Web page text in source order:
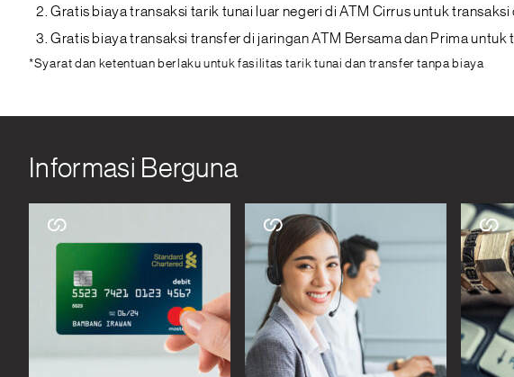
Gratis biaya transaksi tarik tunai luar negeri di ATM Cirrus untuk
Gratis biaya transaksi transfer di jaringan ATM Bersama dan Prima
*Syarat dan ketentuan berlaku untuk fasilitas tarik tunai dan transfer tanpa biaya
Informasi Berguna